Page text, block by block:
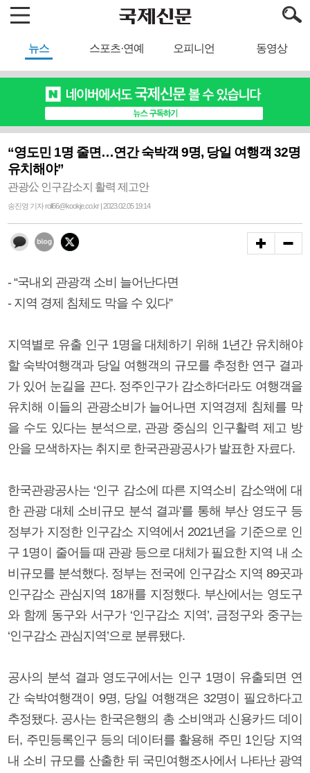
뉴스 스포츠·연예 오피니언 동영상
“영도민 1명 줄면…연간 숙박객 9명, 당일 여행객 32명
유치해야”
관광公 인구감소지 활력 제고안
송진영 기자 roll66@kookje.co.kr | 2023.02.05 19:14
- “국내외 관광객 소비 늘어난다면
- 지역 경제 침체도 막을 수 있다”
지역별로 유출 인구 1명을 대체하기 위해 1년간 유치해야
할 숙박여행객과 당일 여행객의 규모를 추정한 연구 결과
가 있어 눈길을 끈다. 정주인구가 감소하더라도 여행객을
유치해 이들의 관광소비가 늘어나면 지역경제 침체를 막
을 수도 있다는 분석으로, 관광 중심의 인구활력 제고 방
안을 모색하자는 취지로 한국관광공사가 발표한 자료다.
한국관광공사는 ‘인구 감소에 따른 지역소비 감소액에 대
한 관광 대체 소비규모 분석 결과’를 통해 부산 영도구 등
정부가 지정한 인구감소 지역에서 2021년을 기준으로 인
구 1명이 줄어들 때 관광 등으로 대체가 필요한 지역 내 소
비규모를 분석했다. 정부는 전국에 인구감소 지역 89곳과
인구감소 관심지역 18개를 지정했다. 부산에서는 영도구
와 함께 동구와 서구가 ‘인구감소 지역’, 금정구와 중구는
‘인구감소 관심지역’으로 분류됐다.
공사의 분석 결과 영도구에서는 인구 1명이 유출되면 연
간 숙박여행객이 9명, 당일 여행객은 32명이 필요하다고
추정됐다. 공사는 한국은행의 총 소비액과 신용카드 데이
터, 주민등록인구 등의 데이터를 활용해 주민 1인당 지역
내 소비 규모를 산출한 뒤 국민여행조사에서 나타난 광역